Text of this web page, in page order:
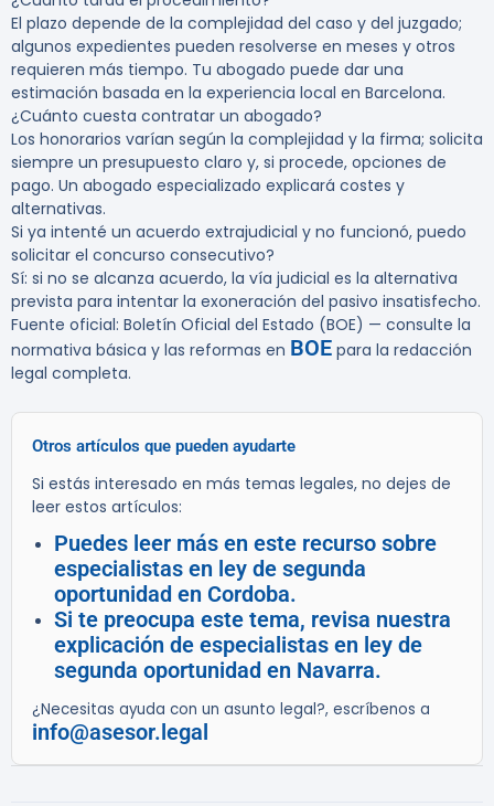
El plazo depende de la complejidad del caso y del juzgado;
algunos expedientes pueden resolverse en meses y otros
requieren más tiempo. Tu abogado puede dar una
estimación basada en la experiencia local en Barcelona.
¿Cuánto cuesta contratar un abogado?
Los honorarios varían según la complejidad y la firma; solicita
siempre un presupuesto claro y, si procede, opciones de
pago. Un abogado especializado explicará costes y
alternativas.
Si ya intenté un acuerdo extrajudicial y no funcionó, puedo
solicitar el concurso consecutivo?
Sí: si no se alcanza acuerdo, la vía judicial es la alternativa
prevista para intentar la exoneración del pasivo insatisfecho.
Fuente oficial: Boletín Oficial del Estado (BOE) — consulte la
normativa básica y las reformas en BOE para la redacción
legal completa.
Otros artículos que pueden ayudarte
Si estás interesado en más temas legales, no dejes de
leer estos artículos:
Puedes leer más en este recurso sobre
especialistas en ley de segunda
oportunidad en Cordoba.
Si te preocupa este tema, revisa nuestra
explicación de especialistas en ley de
segunda oportunidad en Navarra.
¿Necesitas ayuda con un asunto legal?, escríbenos a
info@asesor.legal